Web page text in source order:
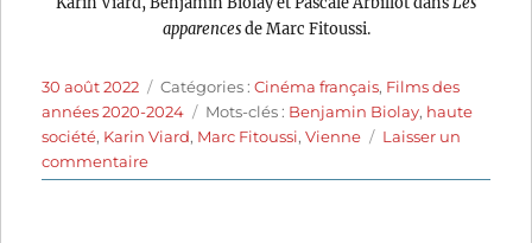
apparencesde Marc Fitoussi.
Publié
le
30 août 2022 Catégories
Catégories :Cinéma français, Films des
années 2020-2024
Étiquettes
Mots-clés : Benjamin Biolay, haute
société, Karin Viard, Marc Fitoussi,Vienne
Laisser un
commentairesur
Les